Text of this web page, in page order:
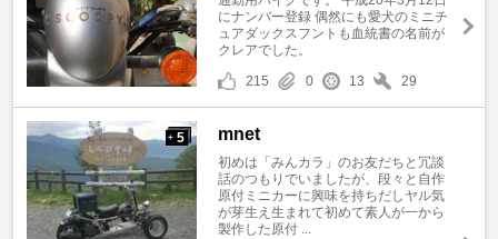
にナンバー登録 偶然にも愛犬のミニチ
ュアダックスフントも血統書の名前が
クレアでした。
215
0 13 29
+ 5 mnet
初めは「みんカラ」のお友だちと冗談
話のつもりでいましたが、段々と自作
原付ミニカーに興味を持ちだしヤル気
が芽生え生まれて初めて素人が一から
製作した原付 ...